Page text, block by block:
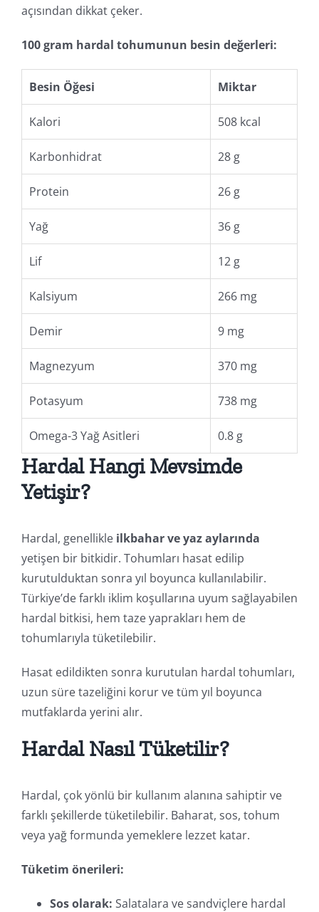
açısından dikkat çeker.
100 gram hardal tohumunun besin değerleri:
Besin Öğesi Miktar
Kalori 508 kcal
Karbonhidrat 28 g
Protein 26 g
Yağ 36 g
Lif 12 g
Kalsiyum 266 mg
Demir 9 mg
Magnezyum 370 mg
Potasyum 738 mg
Omega-3 Yağ Asitleri 0.8 g
Hardal Hangi Mevsimde
Yetişir?
Hardal, genellikle ilkbahar ve yaz aylarında
yetişen bir bitkidir. Tohumları hasat edilip
kurutulduktan sonra yıl boyunca kullanılabilir.
Türkiye’de farklı iklim koşullarına uyum sağlayabilen
hardal bitkisi, hem taze yaprakları hem de
tohumlarıyla tüketilebilir.
Hasat edildikten sonra kurutulan hardal tohumları,
uzun süre tazeliğini korur ve tüm yıl boyunca
mutfaklarda yerini alır.
Hardal Nasıl Tüketilir?
Hardal, çok yönlü bir kullanım alanına sahiptir ve
farklı şekillerde tüketilebilir. Baharat, sos, tohum
veya yağ formunda yemeklere lezzet katar.
Tüketim önerileri:
Sos olarak: Salatalara ve sandviçlere hardal